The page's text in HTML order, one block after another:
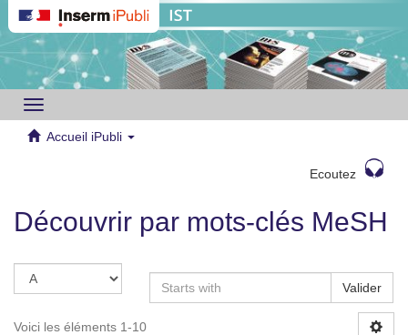
Toggle
navigation
Accueil iPubli
Ecoutez
Découvrir par mots-clés MeSH
Valider
Voici les éléments 1-10